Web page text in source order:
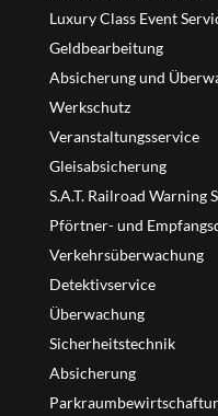
Luxury Class Event
Geldbearbeitung
Absicherung und
Werkschutz
Veranstaltungsservice
Gleisabsicherung
S.A.T. Railroad Warning
Pförtner- und
Verkehrsüberwachung
Detektivservice
Überwachung
Sicherheitstechnik
Absicherung